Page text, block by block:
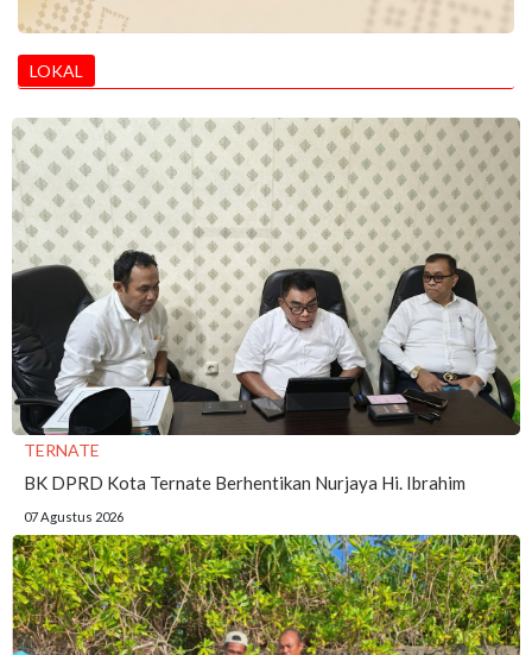
LOKAL
TERNATE
BK DPRD Kota Ternate Berhentikan Nurjaya Hi. Ibrahim
07 Agustus 2026